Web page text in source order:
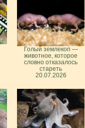
Голый землекоп —
животное, которое
словно отказалось
стареть
20.07.2026